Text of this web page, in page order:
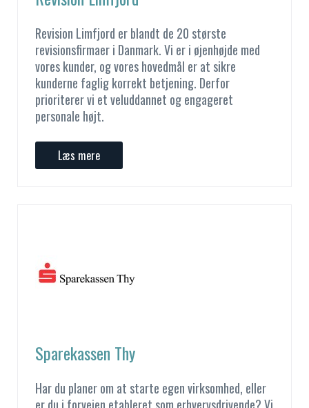
Revision Limfjord er blandt de 20 største
revisionsfirmaer i Danmark. Vi er i øjenhøjde med
vores kunder, og vores hovedmål er at sikre
kunderne faglig korrekt betjening. Derfor
prioriterer vi et veluddannet og engageret
personale højt.
Læs mere
Sparekassen Thy
Har du planer om at starte egen virksomhed, eller